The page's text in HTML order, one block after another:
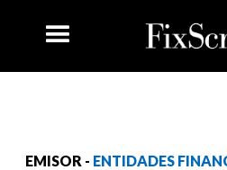
EMISOR - ENTIDADES